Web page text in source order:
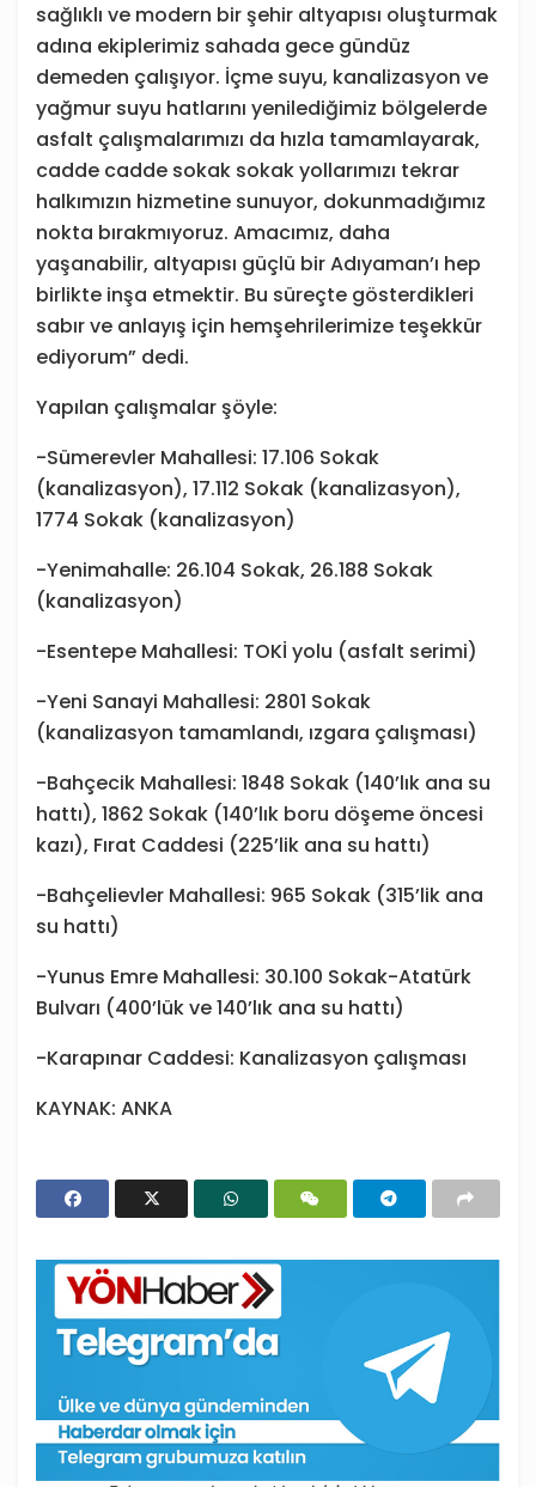
sağlıklı ve modern bir şehir altyapısı oluşturmak
adına ekiplerimiz sahada gece gündüz
demeden çalışıyor. İçme suyu, kanalizasyon ve
yağmur suyu hatlarını yenilediğimiz bölgelerde
asfalt çalışmalarımızı da hızla tamamlayarak,
cadde cadde sokak sokak yollarımızı tekrar
halkımızın hizmetine sunuyor, dokunmadığımız
nokta bırakmıyoruz. Amacımız, daha
yaşanabilir, altyapısı güçlü bir Adıyaman’ı hep
birlikte inşa etmektir. Bu süreçte gösterdikleri
sabır ve anlayış için hemşehrilerimize teşekkür
ediyorum” dedi.
Yapılan çalışmalar şöyle:
-Sümerevler Mahallesi: 17.106 Sokak
(kanalizasyon), 17.112 Sokak (kanalizasyon),
1774 Sokak (kanalizasyon)
-Yenimahalle: 26.104 Sokak, 26.188 Sokak
(kanalizasyon)
-Esentepe Mahallesi: TOKİ yolu (asfalt serimi)
-Yeni Sanayi Mahallesi: 2801 Sokak
(kanalizasyon tamamlandı, ızgara çalışması)
-Bahçecik Mahallesi: 1848 Sokak (140’lık ana su
hattı), 1862 Sokak (140’lık boru döşeme öncesi
kazı), Fırat Caddesi (225’lik ana su hattı)
-Bahçelievler Mahallesi: 965 Sokak (315’lik ana
su hattı)
-Yunus Emre Mahallesi: 30.100 Sokak-Atatürk
Bulvarı (400’lük ve 140’lık ana su hattı)
-Karapınar Caddesi: Kanalizasyon çalışması
KAYNAK: ANKA